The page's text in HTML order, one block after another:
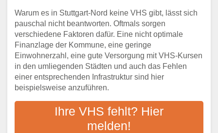
Abendschule in der Region rund um
Stuttgart-Nord
VHS steht für Erwachsenenbildung
Online-Kurse: Alternative Angebote zum
VHS-Kurs
Vor- und Nachteile von Online-Kursen
Checkliste: Darauf kommt es bei
Bildungsangeboten an
Das bundesweite Volkshochschulwesen
Warum es in Stuttgart-Nord keine VHS gibt, lässt sich
pauschal nicht beantworten. Oftmals sorgen
verschiedene Faktoren dafür. Eine nicht optimale
Finanzlage der Kommune, eine geringe
Einwohnerzahl, eine gute Versorgung mit VHS-Kursen
in den umliegenden Städten und auch das Fehlen
einer entsprechenden Infrastruktur sind hier
beispielsweise anzuführen.
Ihre VHS fehlt? Hier
melden!